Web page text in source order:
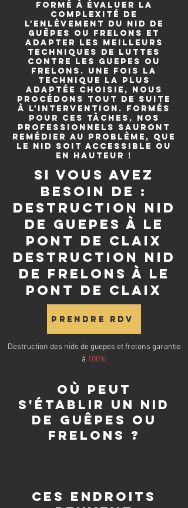
formé à évaluer la
complexité de
l'enlèvement du nid de
guêpes ou frelons et
adapter les meilleurs
techniques de luttes
contre les guepes ou
frelons. Une fois la
technique la plus
adaptée choisie, nous
procédons tout de suite
à l'intervention. Formés
pour ces tâches, nos
professionnels sauront
remédier au problème, que
le nid soit accessible ou
en hauteur !
si vous avez
besoin de :
destruction nid
de guepes à Le
Pont de Claix
destruction nid
de frelons à Le
Pont de Claix
Prendre RDV
Destruction des nids de guepes et frelons garantie
à 100%
Où peut
s'établir un nid
de guêpes ou
frelons ?
Ces endroits